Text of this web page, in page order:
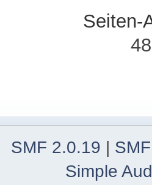
Seiten-
SMF 2.0.19 |
Simple